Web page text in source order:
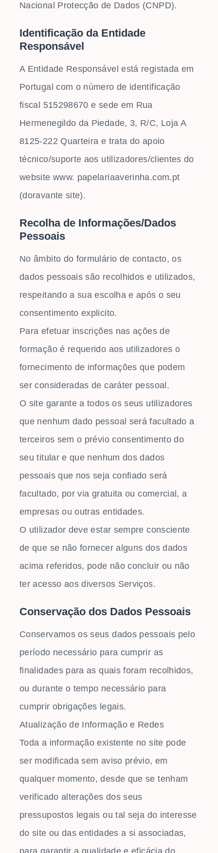
Nacional Protecção de Dados (CNPD).
Identificação da Entidade
Responsável
A Entidade Responsável está registada em
Portugal com o número de identificação
fiscal 515298670 e sede em Rua
Hermenegildo da Piedade, 3, R/C, Loja A
8125-222 Quarteira e trata do apoio
técnico/suporte aos utilizadores/clientes do
website www. papelariaaverinha.com.pt
(doravante site).
Recolha de Informações/Dados
Pessoais
No âmbito do formulário de contacto, os
dados pessoais são recolhidos e utilizados,
respeitando a sua escolha e após o seu
consentimento explicito.
Para efetuar inscrições nas ações de
formação é requerido aos utilizadores o
fornecimento de informações que podem
ser consideradas de caráter pessoal.
O site garante a todos os seus utilizadores
que nenhum dado pessoal será facultado a
terceiros sem o prévio consentimento do
seu titular e que nenhum dos dados
pessoais que nos seja confiado será
facultado, por via gratuita ou comercial, a
empresas ou outras entidades.
O utilizador deve estar sempre consciente
de que se não fornecer alguns dos dados
acima referidos, pode não concluir ou não
ter acesso aos diversos Serviços.
Conservação dos Dados Pessoais
Conservamos os seus dados pessoais pelo
período necessário para cumprir as
finalidades para as quais foram recolhidos,
ou durante o tempo necessário para
cumprir obrigações legais.
Atualização de Informação e Redes
Toda a informação existente no site pode
ser modificada sem aviso prévio, em
qualquer momento, desde que se tenham
verificado alterações dos seus
pressupostos legais ou tal seja do interesse
do site ou das entidades a si associadas,
para garantir a qualidade e eficácia do